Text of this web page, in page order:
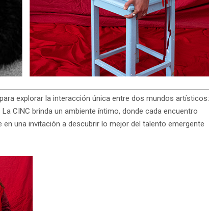
explorar la interacción única entre dos mundos artísticos:
CINC brinda un ambiente íntimo, donde cada encuentro
una invitación a descubrir lo mejor del talento emergente